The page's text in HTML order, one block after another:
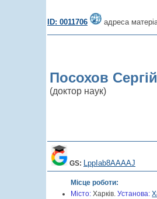
ID: 0011706 адреса
Посохов
(доктор наук)
GS: LppIab8AAAAJ
Місце роботи:
Місто:Харків. Установа: